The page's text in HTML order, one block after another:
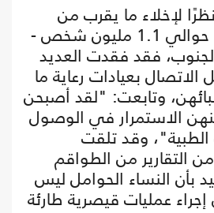
لإخلاء ما يقرب من
نصف سكان غزة - حوالي 1.1 مليون شخص -
فقد فقدت العديد
الاتصال بعيادات رعاية ما
وتابعت: "لقد أصبحن
الاستمرار في الوصول
وقد تلقت
التقارير من الطواقم
بأن النساء الحوامل ليس
عمليات قيصرية طارئة